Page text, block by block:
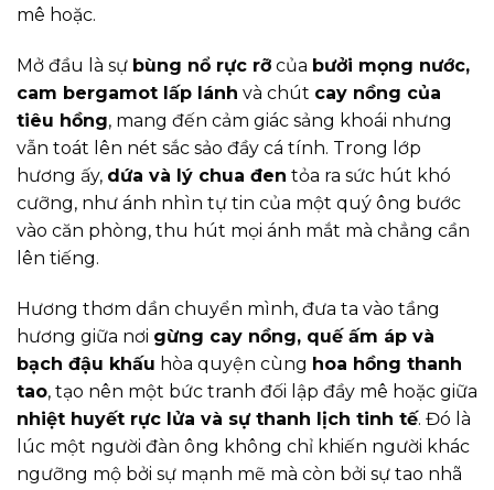
mê hoặc.
Mở đầu là sự bùng nổ rực rỡ của bưởi mọng nước,
cam bergamot lấp lánh và chút cay nồng của
tiêu hồng, mang đến cảm giác sảng khoái nhưng
vẫn toát lên nét sắc sảo đầy cá tính. Trong lớp
hương ấy, dứa và lý chua đen tỏa ra sức hút khó
cưỡng, như ánh nhìn tự tin của một quý ông bước
vào căn phòng, thu hút mọi ánh mắt mà chẳng cần
lên tiếng.
Hương thơm dần chuyển mình, đưa ta vào tầng
hương giữa nơi gừng cay nồng, quế ấm áp và
bạch đậu khấu hòa quyện cùng hoa hồng thanh
tao, tạo nên một bức tranh đối lập đầy mê hoặc giữa
nhiệt huyết rực lửa và sự thanh lịch tinh tế. Đó là
lúc một người đàn ông không chỉ khiến người khác
ngưỡng mộ bởi sự mạnh mẽ mà còn bởi sự tao nhã